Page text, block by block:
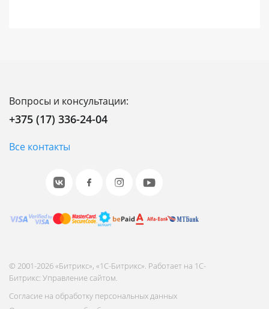
Вопросы и консультации:
+375 (17) 336-24-04
Все контакты
© 2001-2026 «Битрикс», «1С-Битрикс». Работает на 1С-
Битрикс: Управление сайтом.
Согласие на обработку персональных данных